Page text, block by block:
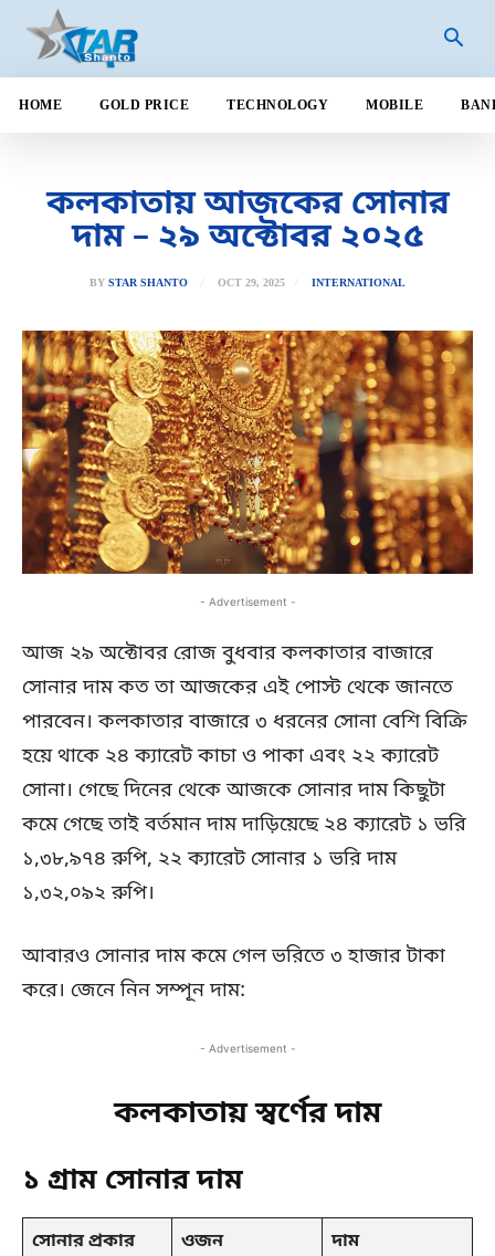
HOME GOLD PRICE TECHNOLOGY MOBILE
কলকাতায় আজকের সোনার
দাম – ২৯ অক্টোবর ২০২৫
BY STAR SHANTO OCT 29, 2025 INTERNATIONAL
- Advertisement -
আজ ২৯ অক্টোবর রোজ বুধবার কলকাতার বাজারে
সোনার দাম কত তা আজকের এই পোস্ট থেকে জানতে
পারবেন। কলকাতার বাজারে ৩ ধরনের সোনা বেশি বিক্রি
হয়ে থাকে ২৪ ক্যারেট কাচা ও পাকা এবং ২২ ক্যারেট
সোনা। গেছে দিনের থেকে আজকে সোনার দাম কিছুটা
কমে গেছে তাই বর্তমান দাম দাড়িয়েছে ২৪ ক্যারেট ১ ভরি
১,৩৮,৯৭৪ রুপি, ২২ ক্যারেট সোনার ১ ভরি দাম
১,৩২,০৯২ রুপি।
আবারও সোনার দাম কমে গেল ভরিতে ৩ হাজার টাকা
করে। জেনে নিন সম্পূন দাম:
- Advertisement -
কলকাতায় স্বর্ণের দাম
১ গ্রাম সোনার দাম
সোনার প্রকার ওজন দাম